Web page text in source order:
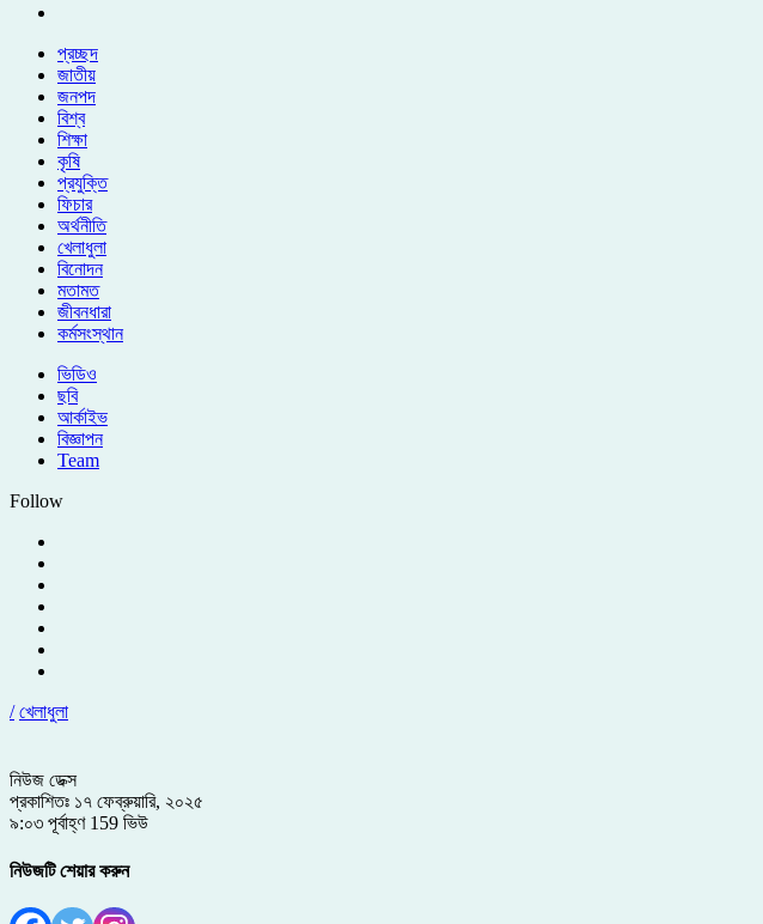
প্রচ্ছদ
জাতীয়
জনপদ
বিশ্ব
শিক্ষা
কৃষি
প্রযুক্তি
ফিচার
অর্থনীতি
খেলাধুলা
বিনোদন
মতামত
জীবনধারা
কর্মসংস্থান
ভিডিও
ছবি
আর্কাইভ
বিজ্ঞাপন
Team
Follow
/ খেলাধুলা
নিউজ ডেক্স
প্রকাশিতঃ ১৭ ফেব্রুয়ারি, ২০২৫
৯:০৩ পূর্বাহ্ণ 159 ভিউ
নিউজটি শেয়ার করুন